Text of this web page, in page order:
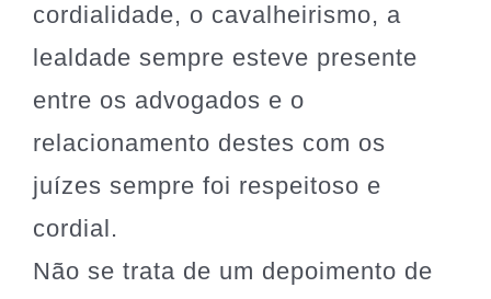
cordialidade, o cavalheirismo, a
lealdade sempre esteve presente
entre os advogados e o
relacionamento destes com os
juízes sempre foi respeitoso e
cordial.
Não se trata de um depoimento de